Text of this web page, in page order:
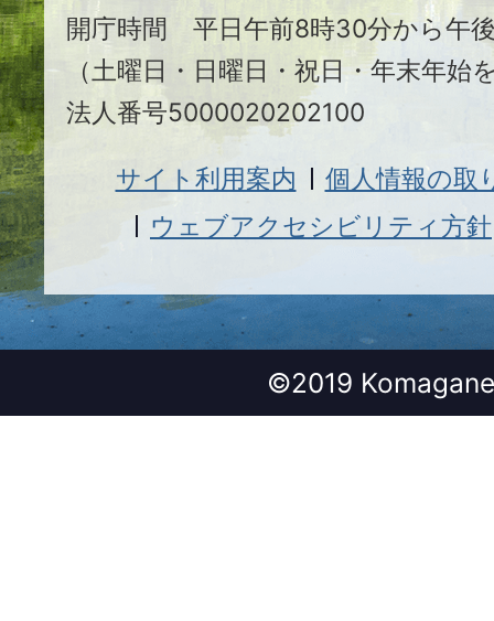
開庁時間 平日午前8時30分から午
（土曜日・日曜日・祝日・年末年始
法人番号5000020202100
サイト利用案内
個人情報の取
ウェブアクセシビリティ方針
©2019